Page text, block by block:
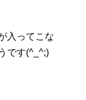
入ってこな
です(^_^;)